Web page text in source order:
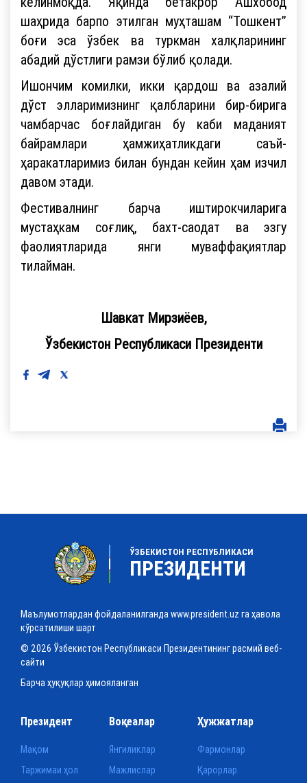
шаҳрида барпо этилган муҳташам “Тошкент”
боғи эса ўзбек ва туркман халқларининг
абадий дўстлиги рамзи бўлиб қолади.
Ишончим комилки, икки қардош ва азалий
дўст элларимизнинг қалбларини бир-бирига
чамбарчас боғлайдиган бу каби маданият
байрамлари ҳамжиҳатликдаги саъй-
ҳаракатларимиз билан бундан кейин ҳам изчил
давом этади.
Фестивалнинг барча иштирокчиларига
мустаҳкам соғлиқ, бахт-саодат ва эзгу
фаолиятларида янги муваффақиятлар
тилайман.
Шавкат Мирзиёев,
Ўзбекистон Республикаси Президенти
ЎЗБЕКИСТОН РЕСПУБЛИКАСИ
ПРЕЗИДЕНТИ
Маълумотлардан фойдаланилганда www.president.uz га ҳавола
кўрсатилиши шарт
© 2026 Ўзбекистон Республикаси Президентининг расмий веб-
сайти
Барча ҳуқуқлар ҳимояланган
Президент
Мақом
Таржимаи ҳол
Воқеалар
Янгиликлар
Мажлислар
Ҳужжатлар
Фармонлар
Қарорлар